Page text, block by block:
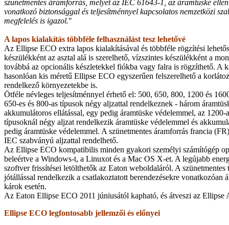
szünetmentes áramforrás, melyet az IEC 61643-1, az áramtüske
vonatkozó biztonsággal és teljesítménnyel kapcsolatos nemzetközi
megfelelés is igazol."
A lapos kialakítás többféle felhasználást tesz lehetővé
Az Ellipse ECO extra lapos kialakításával és többféle rögzítési
készülékként az asztal alá is szerelhető, vízszintes készülékként a
továbbá az opcionális készletekkel fiókba vagy falra is rögzíthető. A
hasonlóan kis méretű Ellipse ECO egyszerűen felszerelhető a
rendelkező környezetekbe is.
Ötféle névleges teljesítménnyel érhető el: 500, 650, 800, 1200 és
650-es és 800-as típusok négy aljzattal rendelkeznek - három
akkumulátoros ellátással, egy pedig áramtüske védelemmel, az 1200-
típusoknál négy aljzat rendelkezik áramtüske védelemmel és
pedig áramtüske védelemmel. A szünetmentes áramforrás francia
IEC szabványú aljzattal rendelhető.
Az Ellipse ECO kompatibilis minden gyakori személyi számítógép
beleértve a Windows-t, a Linuxot és a Mac OS X-et. A legújabb
szoftver frissítései letölthetők az Eaton weboldaláról. A szünetmentes
jótállással rendelkezik a csatlakoztatott berendezésekre vonatkozóan
károk esetén.
Az Eaton Ellipse ECO 2011 júniusától kapható, és átveszi az Ellipse
Ellipse ECO legfontosabb jellemzői és előnyei